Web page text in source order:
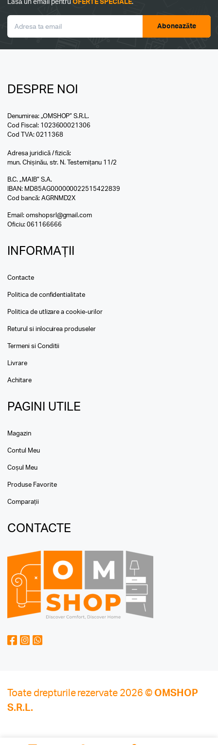
Lasă un email pentruOFERTE SPECIALE.
Aboneazăte
DESPRE NOI
Denumirea: „OMSHOP” S.R.L.
Cod Fiscal: 1023600021306
Cod TVA: 0211368
Adresa juridică / fizică:
mun. Chișinău, str. N. Testemițanu 11/2
B.C. „MAIB” S.A.
IBAN: MD85AG000000022515422839
Cod bancă: AGRNMD2X
Email: omshopsrl@gmail.com
Oficiu: 061166666
INFORMAȚII
Contacte
Politica de confidentialitate
Politica de utlizare a cookie-urilor
Returul si inlocuirea produseler
Termeni si Conditii
Livrare
Achitare
PAGINI UTILE
Magazin
Contul Meu
Coșul Meu
Produse Favorite
Comparații
CONTACTE
Toate drepturile rezervate 2026 © OMSHOP
S.R.L.